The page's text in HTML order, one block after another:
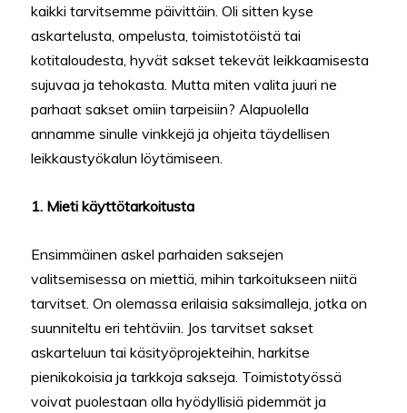
kaikki tarvitsemme päivittäin. Oli sitten kyse
askartelusta, ompelusta, toimistotöistä tai
kotitaloudesta, hyvät sakset tekevät leikkaamisesta
sujuvaa ja tehokasta. Mutta miten valita juuri ne
parhaat sakset omiin tarpeisiin? Alapuolella
annamme sinulle vinkkejä ja ohjeita täydellisen
leikkaustyökalun löytämiseen.
1. Mieti käyttötarkoitusta
Ensimmäinen askel parhaiden saksejen
valitsemisessa on miettiä, mihin tarkoitukseen niitä
tarvitset. On olemassa erilaisia saksimalleja, jotka on
suunniteltu eri tehtäviin. Jos tarvitset sakset
askarteluun tai käsityöprojekteihin, harkitse
pienikokoisia ja tarkkoja sakseja. Toimistotyössä
voivat puolestaan olla hyödyllisiä pidemmät ja